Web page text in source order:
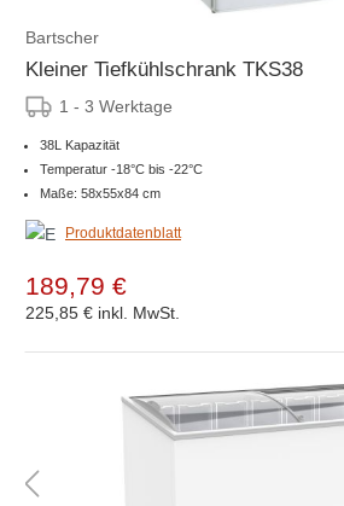
Bartscher
Kleiner Tiefkühlschrank TKS38
1 - 3 Werktage
38L Kapazität
Temperatur -18°C bis -22°C
Maße: 58x55x84 cm
Produktdatenblatt
189,79 €
225,85 € inkl. MwSt.